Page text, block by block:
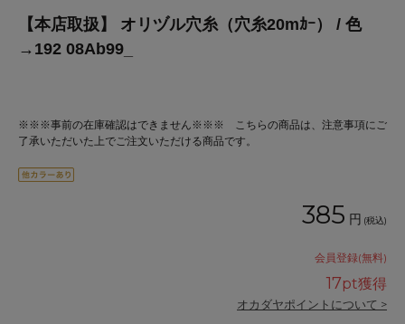
【本店取扱】 オリヅル穴糸（穴糸20mｶｰ） / 色
→192 08Ab99_
※※※事前の在庫確認はできません※※※ こちらの商品は、注意事項にご
了承いただいた上でご注文いただける商品です。
385 円 (税込)
会員登録(無料)
17pt獲得
オカダヤポイントについて >